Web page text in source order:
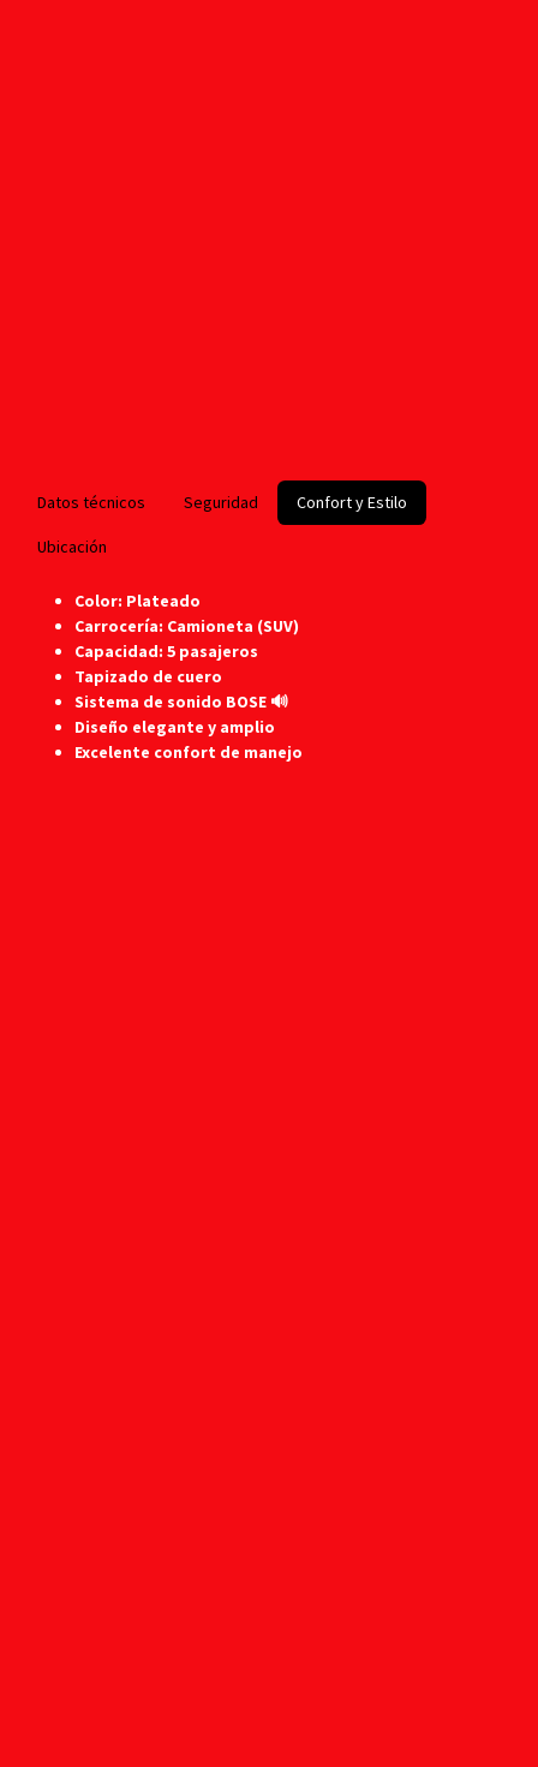
Datos técnicos Seguridad Confort y Estilo
Ubicación
Color: Plateado
Carrocería: Camioneta (SUV)
Capacidad: 5 pasajeros
Tapizado de cuero
Sistema de sonido BOSE 🔊
Diseño elegante y amplio
Excelente confort de manejo